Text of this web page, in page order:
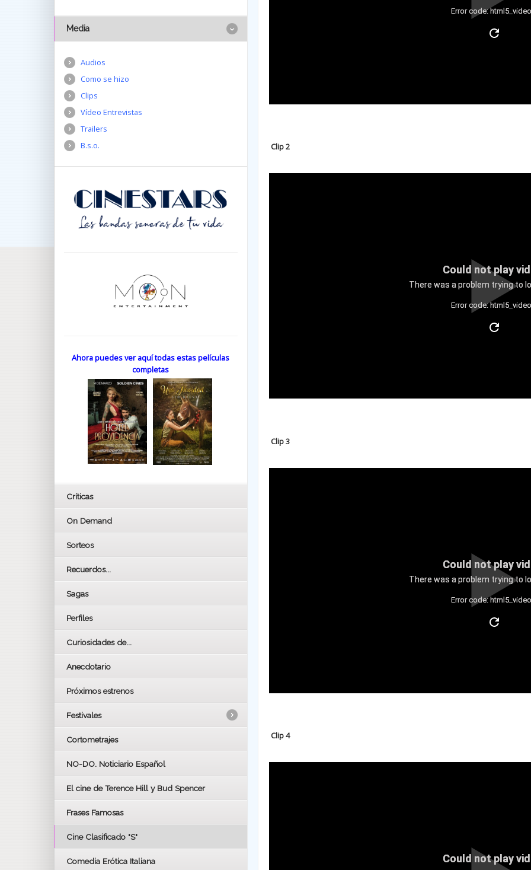
Error code:
Clip 2
Could not play
There was a problem trying to
Error code:
Clip 3
Could not play
There was a problem trying to
Error code:
Clip 4
Could not play
Media
Audios
Como se hizo
Clips
Vídeo Entrevistas
Trailers
B.s.o.
Ahora puedes ver aquí todas estas películas
completas
Críticas
On Demand
Sorteos
Recuerdos...
Sagas
Perfiles
Curiosidades de...
Anecdotario
Próximos estrenos
Festivales
LOS OSCARS
BAFTA
Cortometrajes
NO-DO. Noticiario Español
El cine de Terence Hill y Bud Spencer
Frases Famosas
Cine Clasificado "S"
Comedia Erótica Italiana